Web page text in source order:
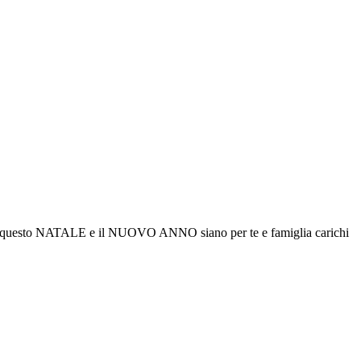
questo NATALE e il NUOVO ANNO siano per te e famiglia carichi